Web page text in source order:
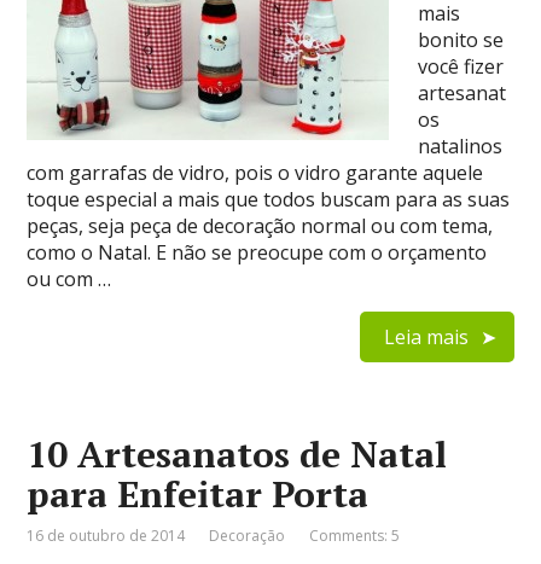
mais
bonito se
você fizer
artesanat
os
natalinos
com garrafas de vidro, pois o vidro garante aquele
toque especial a mais que todos buscam para as suas
peças, seja peça de decoração normal ou com tema,
como o Natal. E não se preocupe com o orçamento
ou com …
Leia mais
10 Artesanatos de Natal
para Enfeitar Porta
16 de outubro de 2014 Decoração Comments: 5